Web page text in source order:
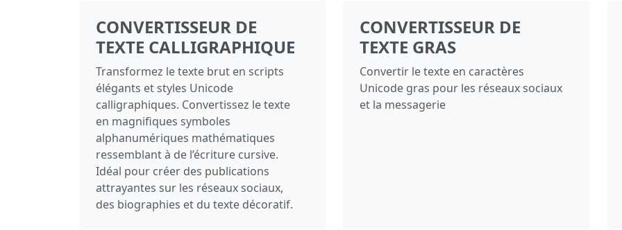
CONVERTISSEUR DE
TEXTE CALLIGRAPHIQUE
Transformez le texte brut en scripts
élégants et styles Unicode
calligraphiques. Convertissez le texte
en magnifiques symboles
alphanumériques mathématiques
ressemblant à de l’écriture cursive.
Idéal pour créer des publications
attrayantes sur les réseaux sociaux,
des biographies et du texte décoratif.
CONVERTISSEUR DE
TEXTE GRAS
Convertir le texte en caractères
Unicode gras pour les réseaux sociaux
et la messagerie